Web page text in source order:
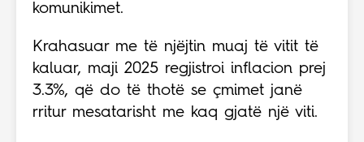
komunikimet.
Krahasuar me të njëjtin muaj të vitit të
kaluar, maji 2025 regjistroi inflacion prej
3.3%, që do të thotë se çmimet janë
rritur mesatarisht me kaq gjatë një viti.